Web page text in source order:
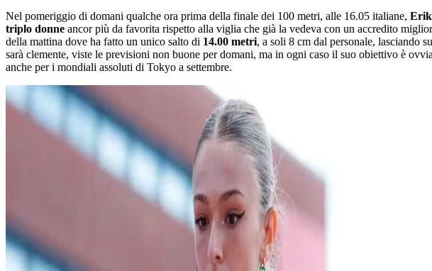
Nel pomeriggio di domani qualche ora prima della finale dei 100 metri, alle 16.05 italiane,
triplo donne ancor più da favorita rispetto alla viglia che già la vedeva con un accredito
della mattina dove ha fatto un unico salto di 14.00 metri, a soli 8 cm dal personale, lasciando
sarà clemente, viste le previsioni non buone per domani, ma in ogni caso il suo obiettivo è
anche per i mondiali assoluti di Tokyo a settembre.